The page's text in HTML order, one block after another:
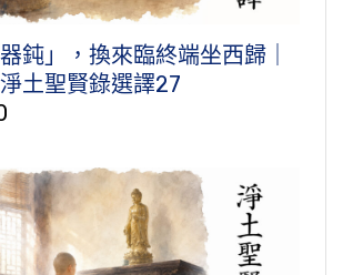
鈍」，換來臨終端坐西歸｜
土聖賢錄選譯27